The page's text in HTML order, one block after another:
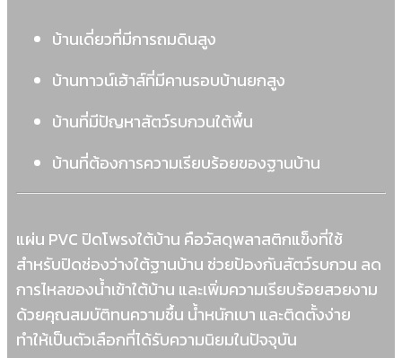
บ้านเดี่ยวที่มีการถมดินสูง
บ้านทาวน์เฮ้าส์ที่มีคานรอบบ้านยกสูง
บ้านที่มีปัญหาสัตว์รบกวนใต้พื้น
บ้านที่ต้องการความเรียบร้อยของฐานบ้าน
แผ่น PVC ปิดโพรงใต้บ้าน คือวัสดุพลาสติกแข็งที่ใช้
สำหรับปิดช่องว่างใต้ฐานบ้าน ช่วยป้องกันสัตว์รบกวน ลด
การไหลของน้ำเข้าใต้บ้าน และเพิ่มความเรียบร้อยสวยงาม
ด้วยคุณสมบัติทนความชื้น น้ำหนักเบา และติดตั้งง่าย
ทำให้เป็นตัวเลือกที่ได้รับความนิยมในปัจจุบัน